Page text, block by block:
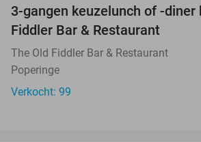
3-gangen keuzelunch of -diner
Fiddler Bar & Restaurant
The Old Fiddler Bar & Restaurant
Poperinge
Verkocht: 99